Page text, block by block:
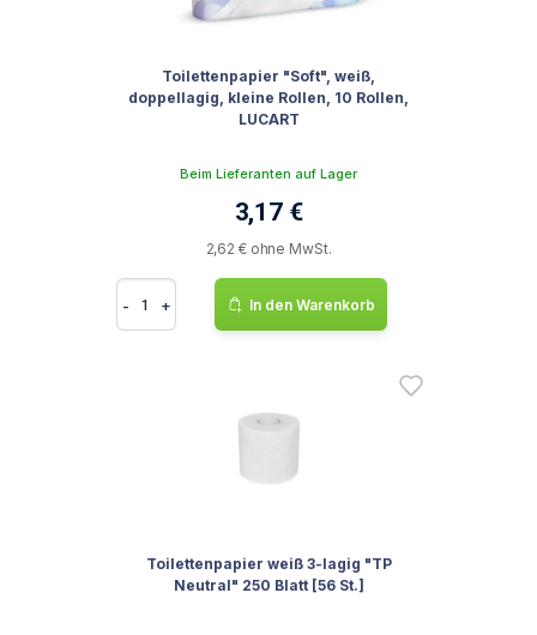
Toilettenpapier "Soft", weiß,
doppellagig, kleine Rollen, 10 Rollen,
LUCART
Beim Lieferanten auf Lager
3,17 €
2,62 € ohne MwSt.
- + In den Warenkorb
Toilettenpapier weiß 3-lagig "TP
Neutral" 250 Blatt [56 St.]